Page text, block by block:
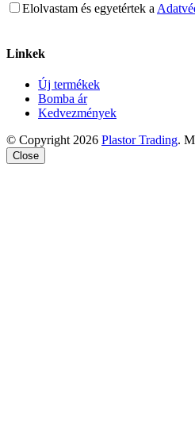
Elolvastam és egyetértek a
Linkek
Új termékek
Bomba ár
Kedvezmények
© Copyright 2026 Plastor Trading.
Close